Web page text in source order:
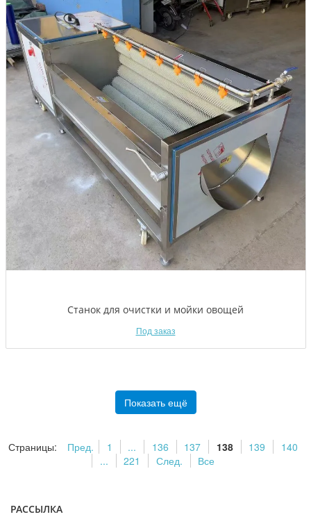
Станок для очистки и мойки овощей
Под заказ
Показать ещё
Страницы: Пред. 1 ... 136 137 138 139
140
...
221 След. Все
РАССЫЛКА